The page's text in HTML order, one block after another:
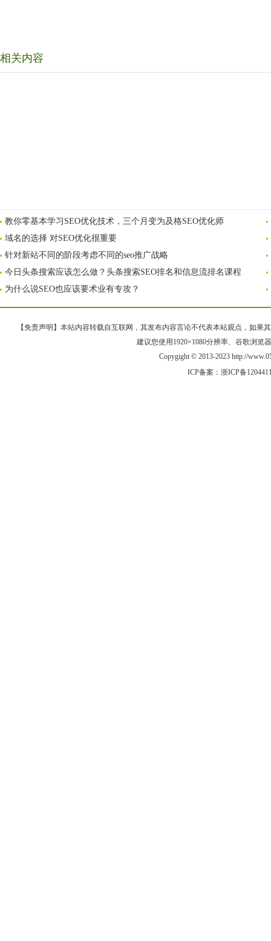
相关内容
教你零基本学习SEO优化技术，三个月变为及格SEO优化师
域名的选择 对SEO优化很重要
针对新站不同的阶段考虑不同的seo推广战略
今日头条搜索应该怎么做？头条搜索SEO排名和信息流排名课程
为什么说SEO也应该要术业有专攻？
【免责声明】本站内容转载自互联网，其发布内容言论不代表本站观点，如果
建议您使用1920×1080分辨率、谷歌浏览
Copygight © 2013-2023 http://
ICP备案： 浙ICP备